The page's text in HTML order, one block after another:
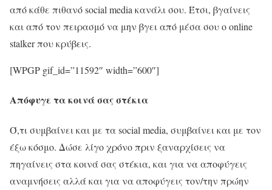
από κάθε πιθανό social media κανάλι σου. Έτσι, βγαίνεις
και από τον πειρασμό να μην βγει από μέσα σου ο online
stalker που κρύβεις.
[WPGP gif_id=”11592″ width=”600″]
Απόφυγε τα κοινά σας στέκια
Ό,τι συμβαίνει και με τα social media, συμβαίνει και με τον
έξω κόσμο. Δώσε λίγο χρόνο πριν ξαναρχίσεις να
πηγαίνεις στα κοινά σας στέκια, και για να αποφύγεις
αναμνήσεις αλλά και για να αποφύγεις τον/την πρώην